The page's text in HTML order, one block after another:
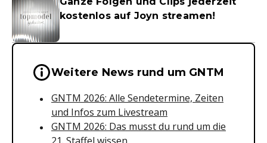
kostenlos auf Joyn streamen!
Wichtige Hinweise &
Weitere News rund um GNTM
GNTM 2026: Alle Sendetermine, Zeiten
und Infos zum Livestream
GNTM 2026: Das musst du rund um die